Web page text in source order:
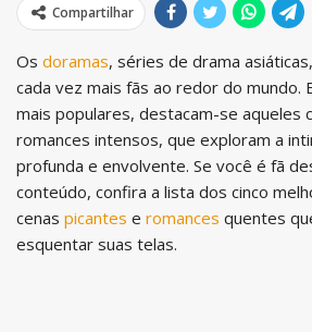
Compartilhar
Os doramas, séries de drama
cada vez mais fãs ao redor do mundo.
mais populares, destacam-se aqueles
romances intensos, que exploram a
profunda e envolvente. Se você é fã
conteúdo, confira a lista dos cinco
cenas picantes e romances quentes
esquentar suas telas.